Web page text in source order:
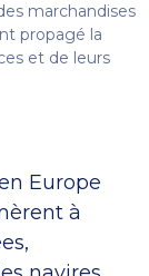
marchandises
propagé la
et de leurs
Europe
à